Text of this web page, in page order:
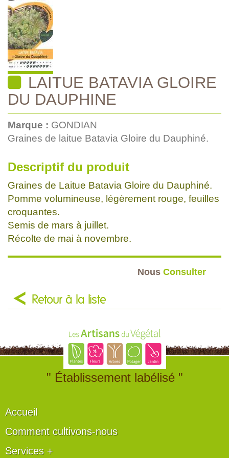
LAITUE BATAVIA GLOIRE
DU DAUPHINE
Marque : GONDIAN
Graines de laitue Batavia Gloire du Dauphiné.
Descriptif du produit
Graines de Laitue Batavia Gloire du Dauphiné.
Pomme volumineuse, légèrement rouge, feuilles
croquantes.
Semis de mars à juillet.
Récolte de mai à novembre.
Nous Consulter
Retour à la liste
" Établissement labélisé "
Accueil
Comment cultivons-nous
Services +